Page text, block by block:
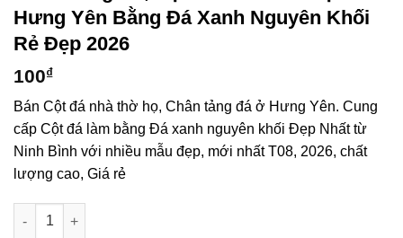
Hưng Yên Bằng Đá Xanh Nguyên Khối
Rẻ Đẹp 2026
100₫
Bán Cột đá nhà thờ họ, Chân tảng đá ở Hưng Yên. Cung
cấp Cột đá làm bằng Đá xanh nguyên khối Đẹp Nhất từ
Ninh Bình với nhiều mẫu đẹp, mới nhất T08, 2026, chất
lượng cao, Giá rẻ
Chân tảng đá, cột đá nhà thờ họ ở Hưng Yên bằng Đá xanh